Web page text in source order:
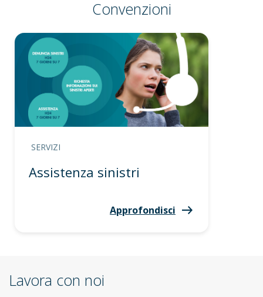
Convenzioni
SERVIZI
Assistenza sinistri
Approfondisci
Lavora con noi